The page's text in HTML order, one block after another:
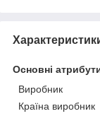
Основні
Виробник
Країна виробник